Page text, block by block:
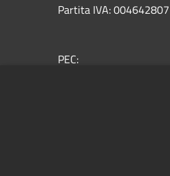
Partita IVA:
PEC: